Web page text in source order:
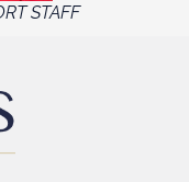
STAFF